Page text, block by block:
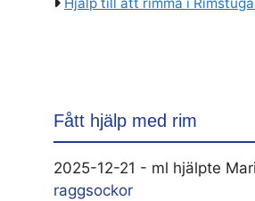
Fått hjälp med rim
2025-12-21 - ml hjälpte
raggsockor